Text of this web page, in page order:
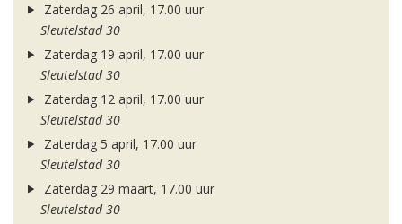
Zaterdag 26 april, 17.00 uur
Sleutelstad 30
Zaterdag 19 april, 17.00 uur
Sleutelstad 30
Zaterdag 12 april, 17.00 uur
Sleutelstad 30
Zaterdag 5 april, 17.00 uur
Sleutelstad 30
Zaterdag 29 maart, 17.00 uur
Sleutelstad 30